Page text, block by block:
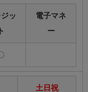
ッ
ト
電子マネ
ー
土日祝